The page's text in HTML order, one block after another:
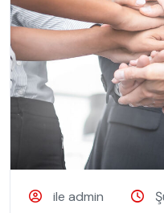
ile admin